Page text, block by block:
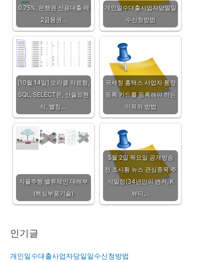
0.75%, 은행권 신용대출·제
2금융권…
개인일수대출사업자당일일
수신청방법
[10월 14일] 오라클 자료형,
SQL, SELECT문, 산술표현
식, 별칭,…
국세청 홈택스 사업자 통장
등록 카드를 등록해야 하는
이유와 방법
자율주행 밸류체인 대해부
(핵심부품기술)
5월 2일 목요일 공개방송
전 조시황 뉴스 관심종목 주
식일정(34년만의 엔저, K
뷰티,…
인기글
개인일수대출사업자당일일수신청방법